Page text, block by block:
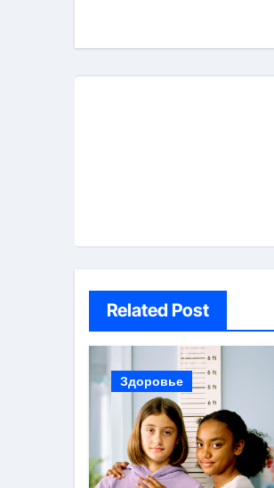
Related Post
Здоровье